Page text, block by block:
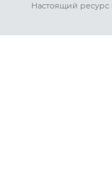
Настоящий ресурс